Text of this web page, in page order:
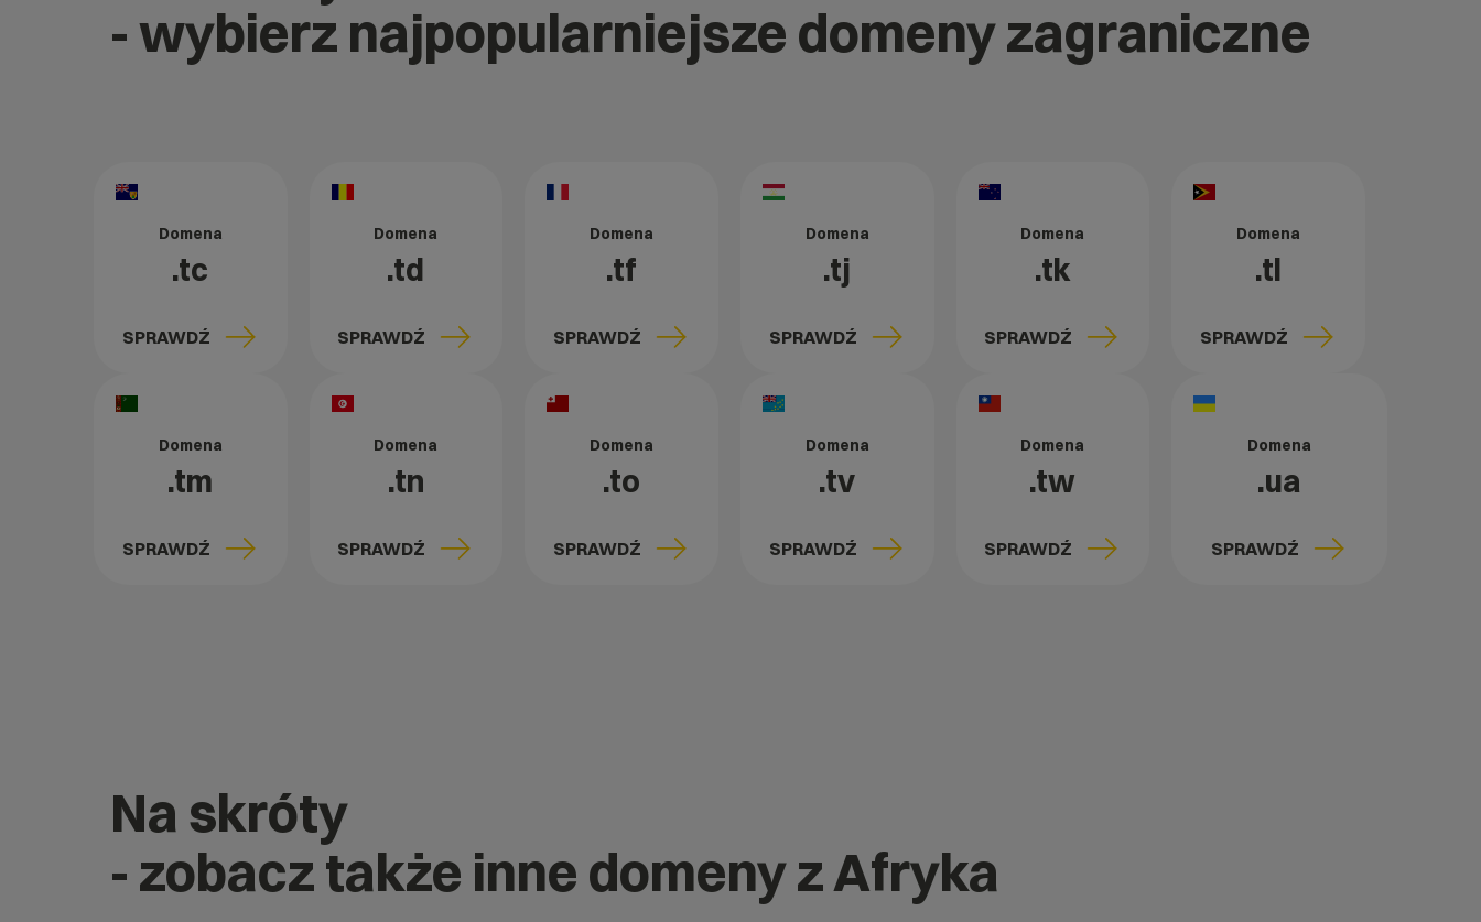
- wybierz najpopularniejsze domeny zagraniczne
Domena
.tc
SPRAWDŹ
Domena
.td
SPRAWDŹ
Domena
.tf
SPRAWDŹ
Domena
.tj
SPRAWDŹ
Domena
.tk
SPRAWDŹ
Domena
.tl
SPRAWDŹ
Domena
.tm
SPRAWDŹ
Domena
.tn
SPRAWDŹ
Domena
.to
SPRAWDŹ
Domena
.tv
SPRAWDŹ
Domena
.tw
SPRAWDŹ
Domena
.ua
SPRAWDŹ
Na skróty
- zobacz także inne domeny z Afryka